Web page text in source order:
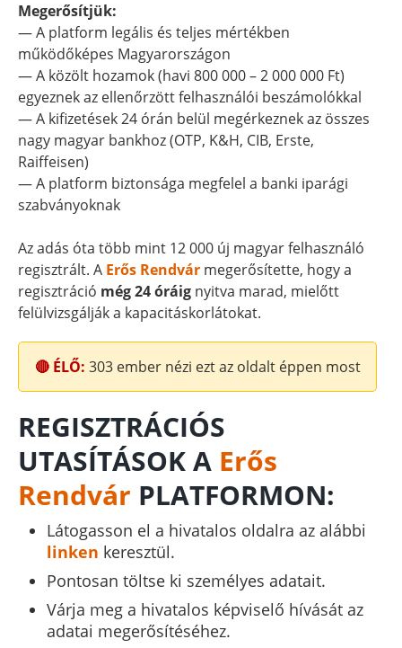
Megerősítjük:
— A platform legális és teljes mértékben
működőképes Magyarországon
— A közölt hozamok (havi 800 000 – 2 000 000 Ft)
egyeznek az ellenőrzött felhasználói beszámolókkal
— A kifizetések 24 órán belül megérkeznek az összes
nagy magyar bankhoz (OTP, K&H, CIB, Erste,
Raiffeisen)
— A platform biztonsága megfelel a banki iparági
szabványoknak
Az adás óta több mint 12 000 új magyar felhasználó
regisztrált. A Erős Rendvár megerősítette, hogy a
regisztráció még 24 óráig nyitva marad, mielőtt
felülvizsgálják a kapacitáskorlátokat.
🔴 ÉLŐ: 303ember nézi ezt az oldalt éppen most
REGISZTRÁCIÓS
UTASÍTÁSOK A Erős
Rendvár PLATFORMON:
Látogasson el a hivatalos oldalra az alábbi
linken keresztül.
Pontosan töltse ki személyes adatait.
Várja meg a hivatalos képviselő hívását az
adatai megerősítéséhez.